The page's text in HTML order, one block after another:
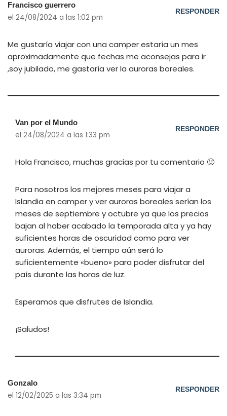
Francisco guerrero
el 24/08/2024 a las 1:02 pm
RESPONDER
Me gustaría viajar con una camper estaría un mes
aproximadamente que fechas me aconsejas para ir
,soy jubilado, me gastaría ver la auroras boreales.
Van por el Mundo
el 24/08/2024 a las 1:33 pm
RESPONDER
Hola Francisco, muchas gracias por tu comentario 🙂
Para nosotros los mejores meses para viajar a
Islandia en camper y ver auroras boreales serían los
meses de septiembre y octubre ya que los precios
bajan al haber acabado la temporada alta y ya hay
suficientes horas de oscuridad como para ver
auroras. Además, el tiempo aún será lo
suficientemente «bueno» para poder disfrutar del
país durante las horas de luz.
Esperamos que disfrutes de Islandia.
¡Saludos!
Gonzalo
el 12/02/2025 a las 3:34 pm
RESPONDER